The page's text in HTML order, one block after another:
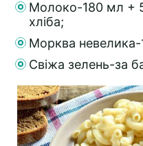
Молоко-180 мл +
хліба;
Морква невелика-
Свіжа зелень-за